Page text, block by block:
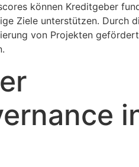
können Kreditgeber
Ziele unterstützen. Durch
von Projekten